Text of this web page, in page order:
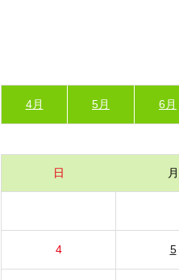
4月 5月 6月
日 月
4 5